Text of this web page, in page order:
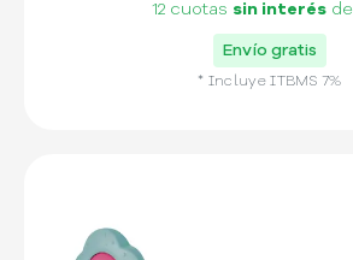
12 cuotas sin interésde
Envío gratis
* IncluyeITBMS 7%